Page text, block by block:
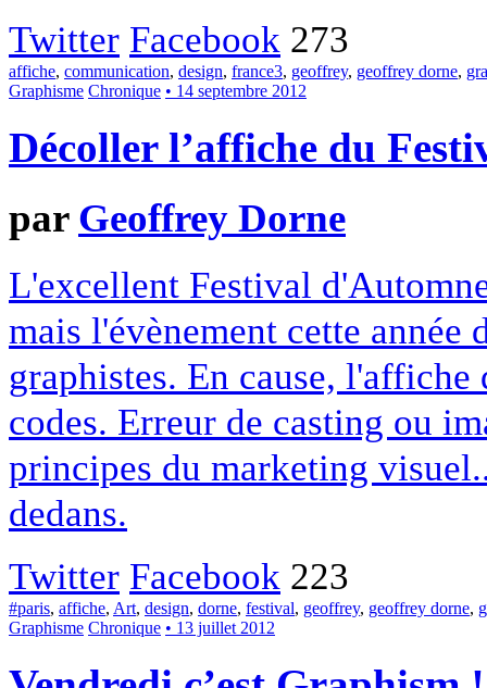
Twitter Facebook 273
affiche, communication, design, france3, geoffrey, geoffrey dorne,
Graphisme Chronique • 14 septembre 2012
Décoller l’affiche du
par Geoffrey Dorne
L'excellent Festival
mais l'évènement cette année
graphistes. En cause,
codes. Erreur de casting ou
principes du marketing
dedans.
Twitter Facebook 223
#paris, affiche, Art, design, dorne, festival, geoffrey, geoffrey dorne,
Graphisme Chronique • 13 juillet 2012